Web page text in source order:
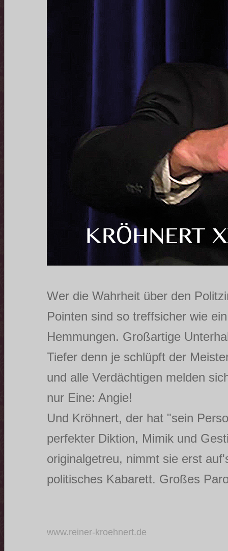
Wer die Wahrheit über den
Pointen sind so treffsicher wie
Hemmungen. Großartige
Tiefer denn je schlüpft der
und alle Verdächtigen melden
nur Eine: Angie!
Und Kröhnert, der hat "sein
perfekter Diktion, Mimik und
originalgetreu, nimmt sie erst
politisches Kabarett. Großes
www.reiner-kroehnert.de